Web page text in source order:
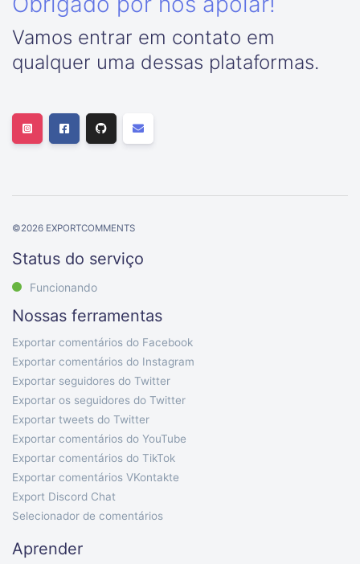
Vamos entrar em contato em
qualquer uma dessas plataformas.
©2026 EXPORTCOMMENTS
Status do serviço
Funcionando
Nossas ferramentas
Exportar comentários do Facebook
Exportar comentários do Instagram
Exportar seguidores do Twitter
Exportar os seguidores do Twitter
Exportar tweets do Twitter
Exportar comentários do YouTube
Exportar comentários do TikTok
Exportar comentários VKontakte
Export Discord Chat
Selecionador de comentários
Aprender